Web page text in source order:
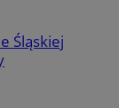
Śląskiej